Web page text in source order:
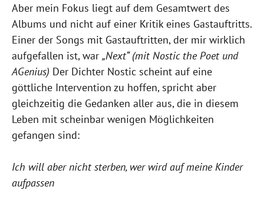
Aber mein Fokus liegt auf dem Gesamtwert des
Albums und nicht auf einer Kritik eines Gastauftritts.
Einer der Songs mit Gastauftritten, der mir wirklich
aufgefallen ist, war „Next“ (mit Nostic the Poet und
AGenius) Der Dichter Nostic scheint auf eine
göttliche Intervention zu hoffen, spricht aber
gleichzeitig die Gedanken aller aus, die in diesem
Leben mit scheinbar wenigen Möglichkeiten
gefangen sind:
Ich will aber nicht sterben, wer wird auf meine Kinder
aufpassen